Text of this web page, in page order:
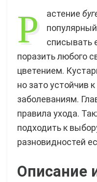
Р астение
списывать
поразить любого
цветением.
но зато устойчив
заболеваниям.
правила ухода.
подходить к
разновидностей
Описание